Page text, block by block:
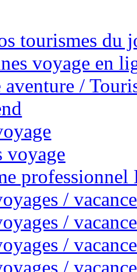
tourismes du
voyage en
aventure /
voyage
/
/
/
/